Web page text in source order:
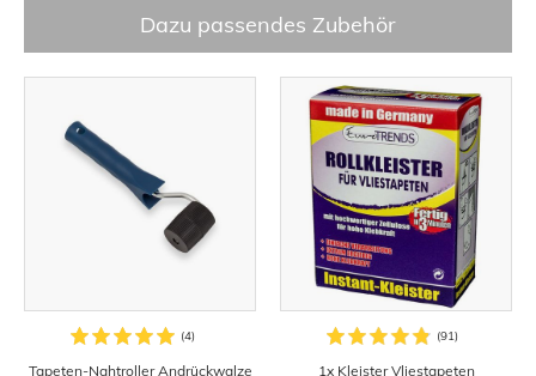
Dazu passendes Zubehör
Tapeten-Nahtroller Andrückwalze 1x Kleister Vliestapeten